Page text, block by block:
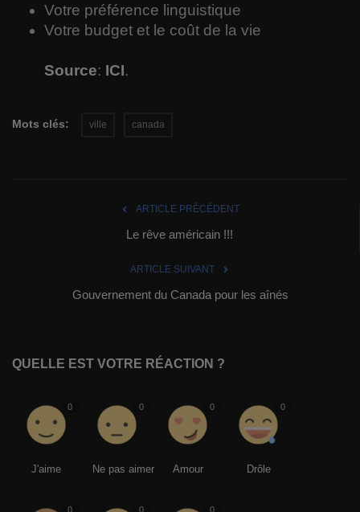
Votre préférence linguistique
Votre budget et le coût de la vie
Source: ICI.
Mots clés: ville canada
ARTICLE PRÉCÉDENT
Le rêve américain !!!
ARTICLE SUIVANT
Gouvernement du Canada pour les aînés
QUELLE EST VOTRE RÉACTION ?
0
J'aime
0
Ne pas aimer
0
Amour
0
Drôle
0 0 0